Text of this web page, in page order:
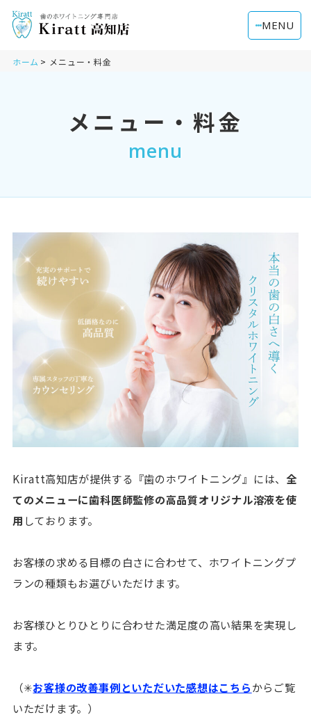
MENU
ホーム メニュー・料金
メニュー・料金
menu
Kiratt高知店が提供する『歯のホワイトニング』には、 全
てのメニューに歯科医師監修の高品質オリジナル溶液を使
用 しております。
お客様の求める目標の白さに合わせて、ホワイトニングプ
ランの種類もお選びいただけます。
お客様ひとりひとりに合わせた満足度の高い結果を実現し
ます。
（✳︎お客様の改善事例といただいた感想はこちらからご覧
いただけます。）